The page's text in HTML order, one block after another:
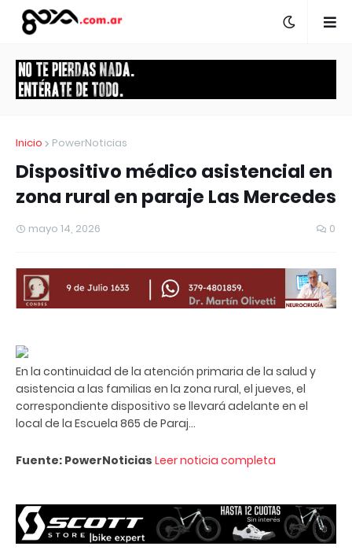
Inicio PowerNoticias
Dispositivo médico asistencial en
zona rural en paraje Las Mercedes
mayo 14, 2026 0
En la continuidad de la atención primaria de la salud y
asistencia a las familias en la zona rural, el jueves, el
correspondiente dispositivo se llevará adelante en el
local de la Escuela 865 de Paraj...
Fuente: PowerNoticias Leer noticia completa